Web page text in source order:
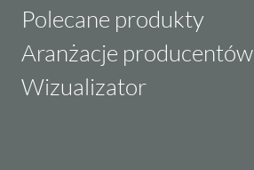
Polecane produkty
Aranżacje producentów
Wizualizator